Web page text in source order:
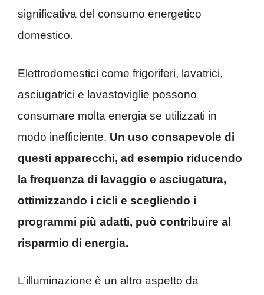
significativa del consumo energetico
domestico.
Elettrodomestici come frigoriferi, lavatrici,
asciugatrici e lavastoviglie possono
consumare molta energia se utilizzati in
modo inefficiente. Un uso consapevole di
questi apparecchi, ad esempio riducendo
la frequenza di lavaggio e asciugatura,
ottimizzando i cicli e scegliendo i
programmi più adatti, può contribuire al
risparmio di energia.
L’illuminazione è un altro aspetto da